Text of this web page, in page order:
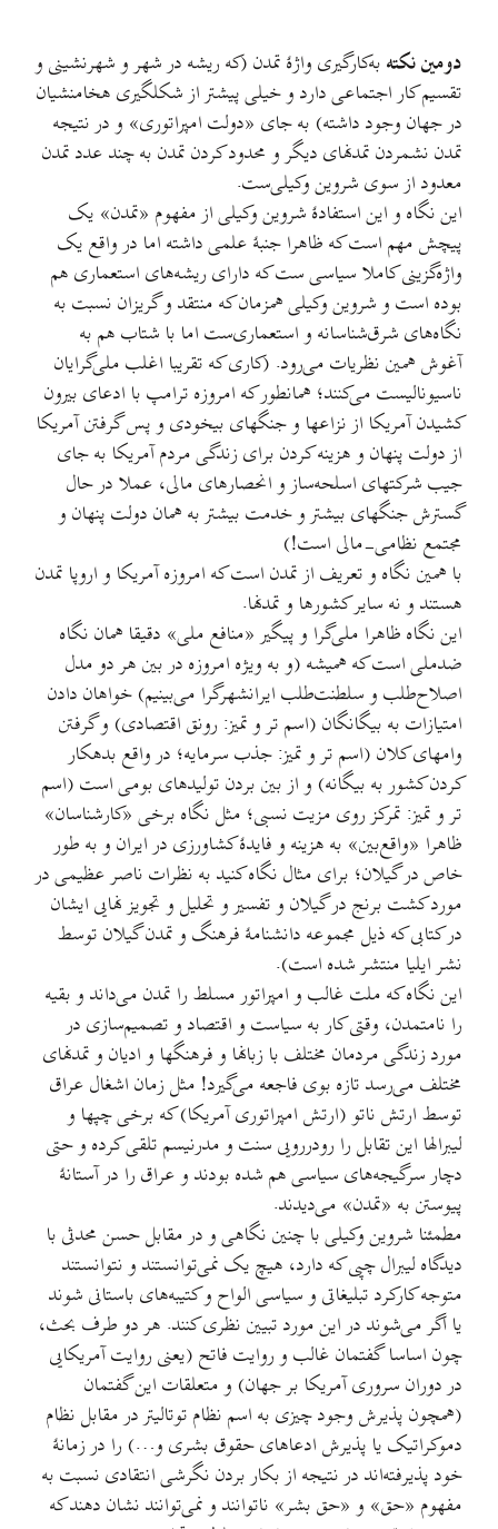
دومین نکته به‌کارگیری واژهٔ تمدن (که ریشه در شهر و شهرنشینی و
تقسیم کار اجتماعی دارد و خیلی پیشتر از شکلگیری هخامنشیان
در جهان وجود داشته) به جای «دولت امپراتوری» و در نتیجه
تمدن نشمردن تمدنهای دیگر و محدود کردن تمدن به چند عدد تمدن
معدود از سوی شروین وکیلی‌ست.
این نگاه و این استفادهٔ شروین وکیلی از مفهوم «تمدن»‌ یک
پیچش مهم است که ظاهرا جنبهٔ علمی داشته اما در واقع یک
واژه‌گزینی کاملا سیاسی ست که دارای ریشه‌های استعماری هم
بوده است و شروین وکیلی همزمان که منتقد و گریزان نسبت به
نگاه‌های شرق‌شناسانه و استعماری‌ست اما با شتاب هم به
آغوش همین نظریات می‌رود. (کاری که تقریبا اغلب ملی‌‌گرایان
ناسیونالیست می‌کنند؛ همانطور که امروزه ترامپ با ادعای بیرون
کشیدن آمریکا از نزاعها و جنگهای بيخودی و پس گرفتن آمریکا
از دولت پنهان و هزینه کردن برای زندگی مردم آمریکا به جای
جیب شرکتهای اسلحه‌ساز و انحصارهای مالی، عملا در حال
گسترش جنگهای بیشتر و خدمت بیشتر به همان دولت پنهان و
مجتمع نظامی-مالی است!)
با همین نگاه و تعریف از تمدن است که امروزه آمریکا و اروپا تمدن
هستند و نه سایر کشورها و تمدنها.
اين نگاه ظاهرا ملی‌گرا و پیگیر «منافع ملی» دقیقا همان نگاه
ضدملی است که هميشه (و به ویژه امروزه در بین هر دو مدل
اصلاح‌طلب و سلطنت‌طلب ایرانشهرگرا می‌بینیم) خواهان دادن
امتیازات به بیگانگان (اسم تر و تمیز: رونق اقتصادی) و گرفتن
وامهای کلان (اسم تر و تمیز: جذب سرمايه؛ در واقع بدهکار
کردن کشور به بيگانه) و از بین بردن تولیدهای بومی است (اسم
تر و تمیز: تمرکز روی مزیت نسبی؛ مثل نگاه برخی «کارشناسان»‌
ظاهرا «واقع‌بین» به هزینه و فایدهٔ کشاورزی در ایران و به طور
خاص در گیلان؛ برای مثال نگاه کنید به نظرات ناصر عظیمی در
مورد کشت برنج در گیلان و تفسیر و تحلیل و تجویز نهایی ایشان
در کتابی که ذیل مجموعه دانشنامهٔ فرهنگ و تمدن گیلان توسط
نشر ایلیا منتشر شده است).
این نگاه که ملت غالب و امپراتور مسلط را تمدن می‌داند و بقيه
را نامتمدن، وقتی کار به سیاست و اقتصاد و تصمیم‌سازی در
مورد زندگی مردمان مختلف با زبانها و فرهنگها و اديان و تمدنهای
مختلف می‌رسد تازه بوی فاجعه می‌گیرد! مثل زمان اشغال عراق
توسط ارتش ناتو (ارتش امپراتوری آمریکا) که برخی چپها و
لیبرالها این تقابل را رودررویی سنت و مدرنیسم تلقی کرده و حتی
دچار سرگیجه‌های سیاسی هم شده بودند و عراق را در آستانهٔ
پیوستن به «تمدن»‌ می‌دیدند.
مطمئنا شروین وکیلی با چنین نگاهی و در مقابل حسن محدثی با
دیدگاه لیبرال چپی که دارد، هیچ یک نمی‌توانستند و نتوانستند
متوجه کارکرد تبلیغاتی و سیاسی الواح و کتیبه‌های باستانی شوند
یا اگر می‌شوند در این مورد تبیین نظری کنند. هر دو طرف بحث،
چون اساسا گفتمان غالب و روایت فاتح (یعنی روایت آمریکایی
در دوران سروری آمریکا بر جهان) و متعلقات این گفتمان
(همچون پذیرش وجود چیزی به اسم نظام توتالیتر در مقابل نظام
دموکراتیک یا پذیرش ادعاهای حقوق بشری و…) را در زمانهٔ
خود پذیرفته‌اند در نتیجه از بکار بردن نگرشی انتقادی نسبت به
مفهوم «حق» و «حق بشر»‌ ناتوانند و نمی‌توانند نشان دهند که